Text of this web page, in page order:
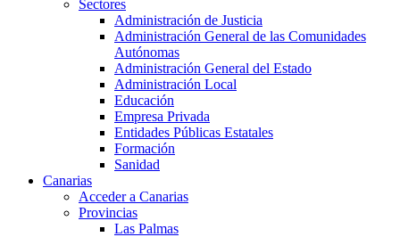
Sectores
Administración de Justicia
Administración General de las Comunidades
Autónomas
Administración General del Estado
Administración Local
Educación
Empresa Privada
Entidades Públicas Estatales
Formación
Sanidad
Canarias
Acceder a Canarias
Provincias
Las Palmas